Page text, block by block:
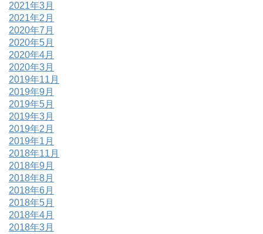
2021年3月
2021年2月
2020年7月
2020年5月
2020年4月
2020年3月
2019年11月
2019年9月
2019年5月
2019年3月
2019年2月
2019年1月
2018年11月
2018年9月
2018年8月
2018年6月
2018年5月
2018年4月
2018年3月